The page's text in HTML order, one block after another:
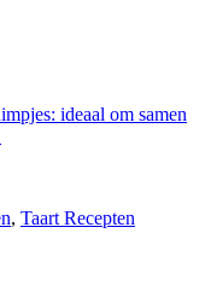
ideaal om samen
, Taart Recepten